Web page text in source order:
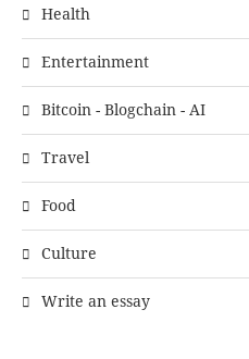
Health
Entertainment
Bitcoin - Blogchain - AI
Travel
Food
Culture
Write an essay